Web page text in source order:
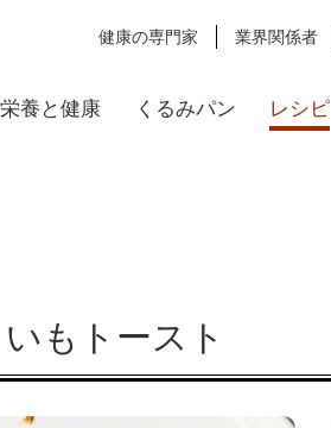
健康の専門家 業界関係者
栄養と健康 くるみパン レシピ
もトースト